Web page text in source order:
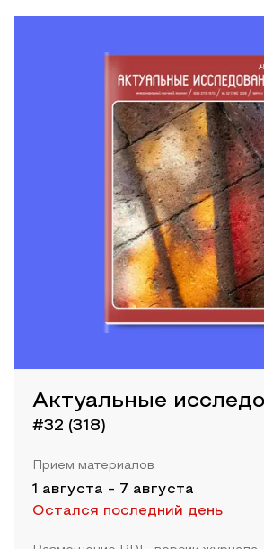
Актуальные
#32 (318)
Прием материалов
1 августа - 7 августа
Остался последний день